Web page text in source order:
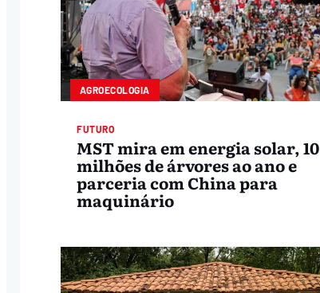
AGROECOLOGIA
FUTURO
MST mira em energia solar, 10
milhões de árvores ao ano e
parceria com China para
maquinário